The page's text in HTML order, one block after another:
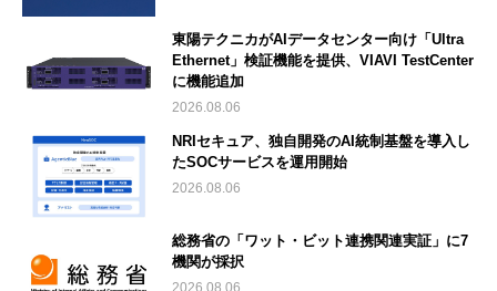
東陽テクニカがAIデータセンター向け「Ultra
Ethernet」検証機能を提供、VIAVI TestCenter
に機能追加
2026.08.06
NRIセキュア、独自開発のAI統制基盤を導入し
たSOCサービスを運用開始
2026.08.06
総務省の「ワット・ビット連携関連実証」に7
機関が採択
2026.08.06